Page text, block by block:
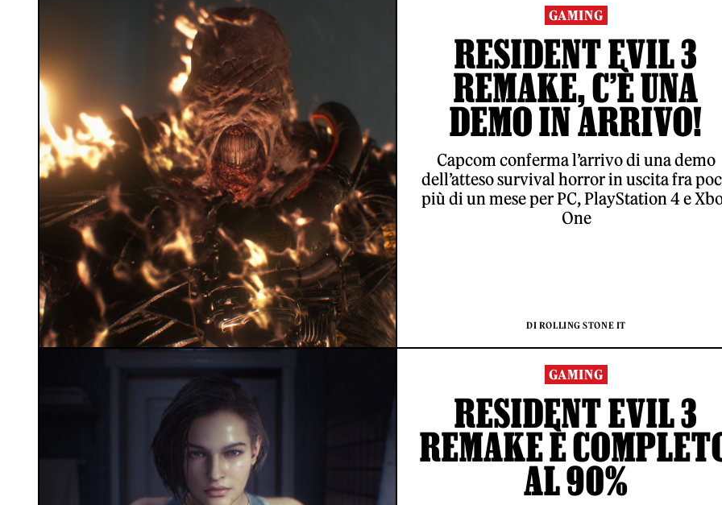
GAMING
RESIDENT EVIL 3
REMAKE, C’È UNA
DEMO IN ARRIVO!
Capcom conferma l’arrivo di una demo
dell’atteso survival horror in uscita fra
più di un mese per PC, PlayStation 4 e
One
DI ROLLING STONE IT
GAMING
RESIDENT EVIL 3
REMAKE È
AL 90%